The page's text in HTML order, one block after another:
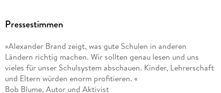
Bildungsweltmeister« reiste er sechs Monate lang durch die
Pressestimmen
»Alexander Brand zeigt, was gute Schulen in anderen
Ländern richtig machen. Wir sollten genau lesen und uns
vieles für unser Schulsystem abschauen. Kinder, Lehrerschaft
und Eltern würden enorm profitieren. «
Bob Blume, Autor und Aktivist